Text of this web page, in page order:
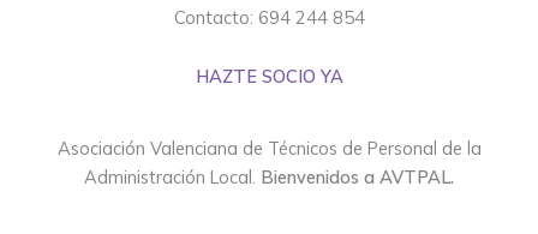
Contacto: 694 244 854
HAZTE SOCIO YA
Asociación Valenciana de Técnicos de Personal de la
Administración Local. Bienvenidos a AVTPAL.